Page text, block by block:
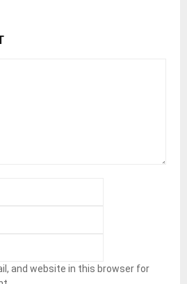
and website in this browser for